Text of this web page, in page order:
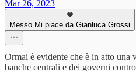
Mar 26, 2023
Messo Mi piace da Gianluca Grossi
Ormai è evidente che è in atto una
banche centrali e dei governi